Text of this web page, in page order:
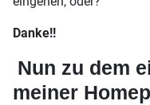
Danke!!
Nun zu dem
meiner